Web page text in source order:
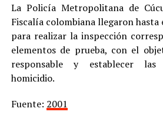
La Policía Metropolitana de
Fiscalía colombiana llegaron hasta
para realizar la inspección
elementos de prueba, con el
responsable y establecer las
homicidio.
Fuente: 2001